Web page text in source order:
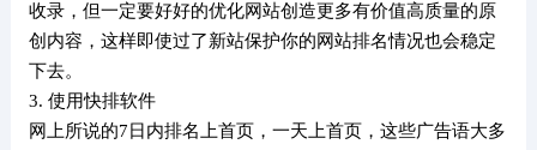
收录，但一定要好好的优化网站创造更多有价值高质量的原
创内容，这样即使过了新站保护你的网站排名情况也会稳定
下去。
3. 使用快排软件
网上所说的7日内排名上首页，一天上首页，这些广告语大多